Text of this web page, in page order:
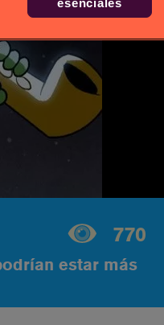
770
estar más
esenciales